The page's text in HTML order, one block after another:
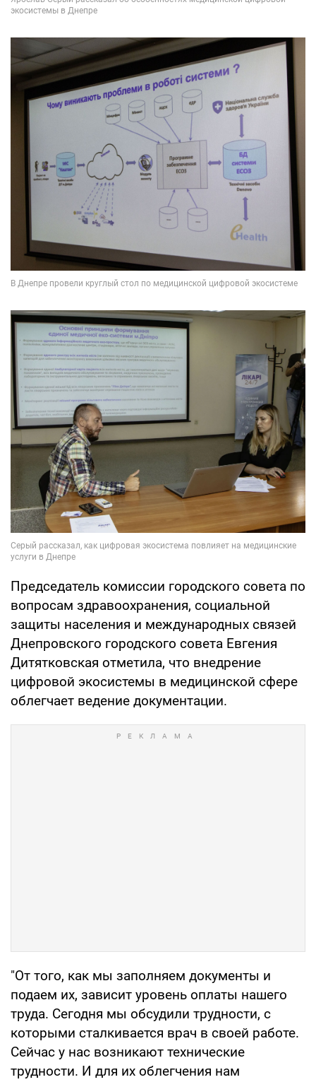
Председатель комиссии городского совета по
вопросам здравоохранения, социальной
защиты населения и международных связей
Днепровского городского совета Евгения
Дитятковская отметила, что внедрение
цифровой экосистемы в медицинской сфере
облегчает ведение документации.
"От того, как мы заполняем документы и
подаем их, зависит уровень оплаты нашего
труда. Сегодня мы обсудили трудности, с
которыми сталкивается врач в своей работе.
Сейчас у нас возникают технические
трудности. И для их облегчения нам